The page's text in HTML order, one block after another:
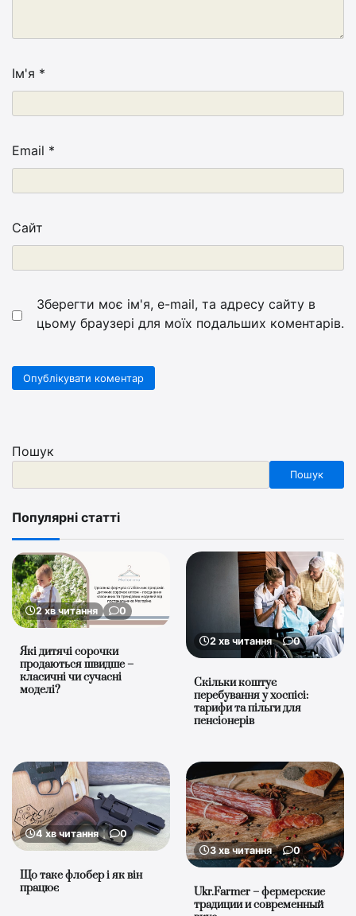
Ім'я *
Email *
Сайт
Зберегти моє ім'я, e-mail, та адресу сайту в
цьому браузері для моїх подальших коментарів.
Пошук
Пошук
Популярні статті
2 хв читання 0
Які дитячі сорочки
продаються швидше –
класичні чи сучасні
моделі?
2 хв читання 0
Скільки коштує
перебування у хоспісі:
тарифи та пільги для
пенсіонерів
4 хв читання 0
Що таке флобер і як він
працює
3 хв читання 0
Ukr.Farmer – фермерские
традиции и современный